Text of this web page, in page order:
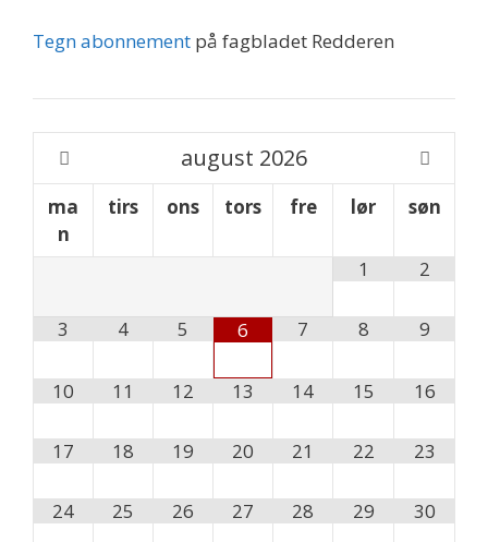
Tegn abonnement på fagbladet Redderen
august 2026
ma
n
tirs ons tors fre lør søn
1 2
3 4 5 6 7 8 9
10 11 12 13 14 15 16
17 18 19 20 21 22 23
24 25 26 27 28 29 30